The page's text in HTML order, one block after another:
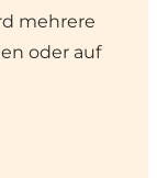
mehrere
oder auf